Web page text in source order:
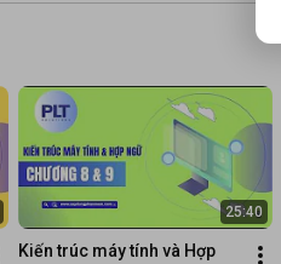
25:40
Kiến trúc máy tính và Hợp